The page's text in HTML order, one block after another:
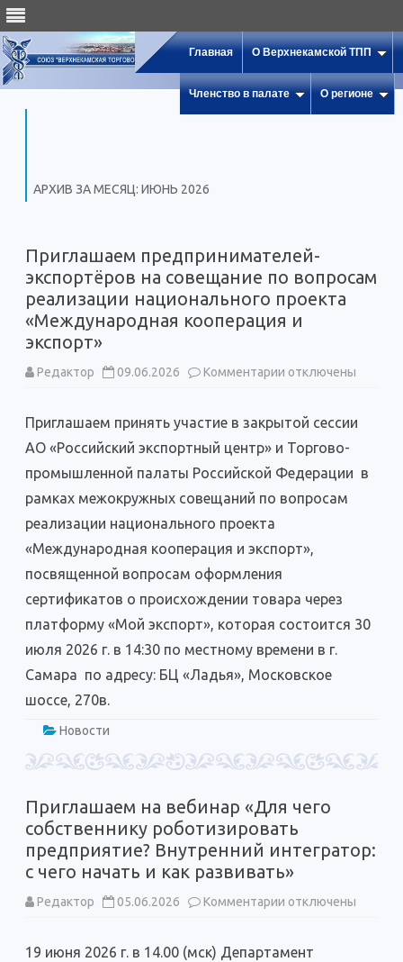
Главная О Верхнекамской ТПП
Членство в палате О регионе
АРХИВ ЗА МЕСЯЦ: ИЮНЬ 2026
Приглашаем предпринимателей-
экспортёров на совещание по вопросам
реализации национального проекта
«Международная кооперация и
экспорт»
Редактор 09.06.2026 Комментарии к
экспортёров
совещание
вопросам
реализации
национального
проекта
и
экспорт»
отключены
Приглашаем принять участие в закрытой сессии
АО «Российский экспортный центр» и Торгово-
промышленной палаты Российской Федерации в
рамках межокружных совещаний по вопросам
реализации национального проекта
«Международная кооперация и экспорт»,
посвященной вопросам оформления
сертификатов о происхождении товара через
платформу «Мой экспорт», которая состоится 30
июля 2026 г. в 14:30 по местному времени в г.
Самара по адресу: БЦ «Ладья», Московское
шоссе, 270в.
Новости
Приглашаем на вебинар «Для чего
собственнику роботизировать
предприятие? Внутренний интегратор:
с чего начать и как развивать»
Редактор 05.06.2026 Комментарии к
вебинар
отключены
19 июня 2026 г. в 14.00 (мск) Департамент